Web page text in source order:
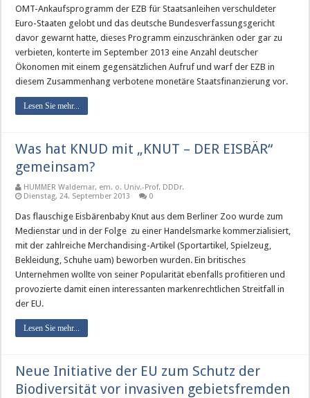
OMT-Ankaufsprogramm der EZB für Staatsanleihen verschuldeter
Euro-Staaten gelobt und das deutsche Bundesverfassungsgericht
davor gewarnt hatte, dieses Programm einzuschränken oder gar zu
verbieten, konterte im September 2013 eine Anzahl deutscher
Ökonomen mit einem gegensätzlichen Aufruf und warf der EZB in
diesem Zusammenhang verbotene monetäre Staatsfinanzierung vor.
Lesen Sie mehr...
Was hat KNUD mit „KNUT – DER EISBÄR“
gemeinsam?
HUMMER Waldemar, em. o. Univ.-Prof. DDDr.
Dienstag, 24. September 2013
0
Das flauschige Eisbärenbaby Knut aus dem Berliner Zoo wurde zum
Medienstar und in der Folge zu einer Handelsmarke kommerzialisiert,
mit der zahlreiche Merchandising-Artikel (Sportartikel, Spielzeug,
Bekleidung, Schuhe uam) beworben wurden. Ein britisches
Unternehmen wollte von seiner Popularität ebenfalls profitieren und
provozierte damit einen interessanten markenrechtlichen Streitfall in
der EU.
Lesen Sie mehr...
Neue Initiative der EU zum Schutz der
Biodiversität vor invasiven gebietsfremden